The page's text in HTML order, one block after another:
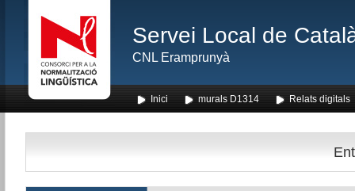
Servei Local de
CNL Eramprunyà
Inici murals D1314 Relats digitals